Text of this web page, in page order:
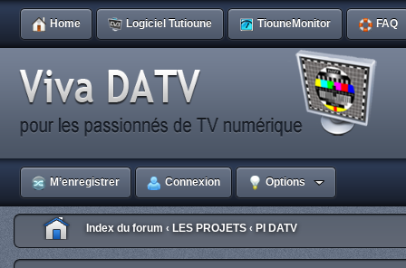
Home Logiciel Tutioune TiouneMonitor FAQ
M’enregistrer Connexion Options
Index du forum ‹ LES PROJETS ‹ PI DATV